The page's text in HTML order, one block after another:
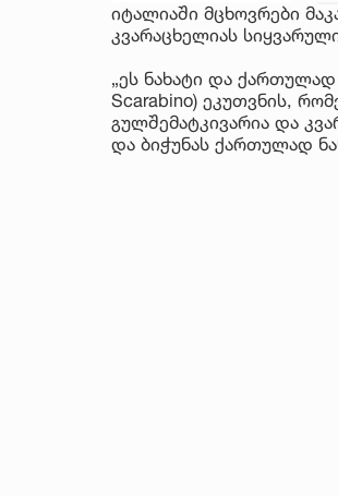
იტალიაში მცხოვრები
კვარაცხელიას
„ეს ნახატი და
Scarabino) ეკუთვნის,
გულშემატკივარია და
და ბიჭუნას ქართულად